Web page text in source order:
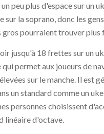
peu plus d'espace sur un
sur la soprano, donc les
pourraient trouver plus
jusqu'à 18 frettes sur un
permet aux joueurs de
sur le manche. Il est
un standard comme un
personnes choisissent
linéaire d'octave.